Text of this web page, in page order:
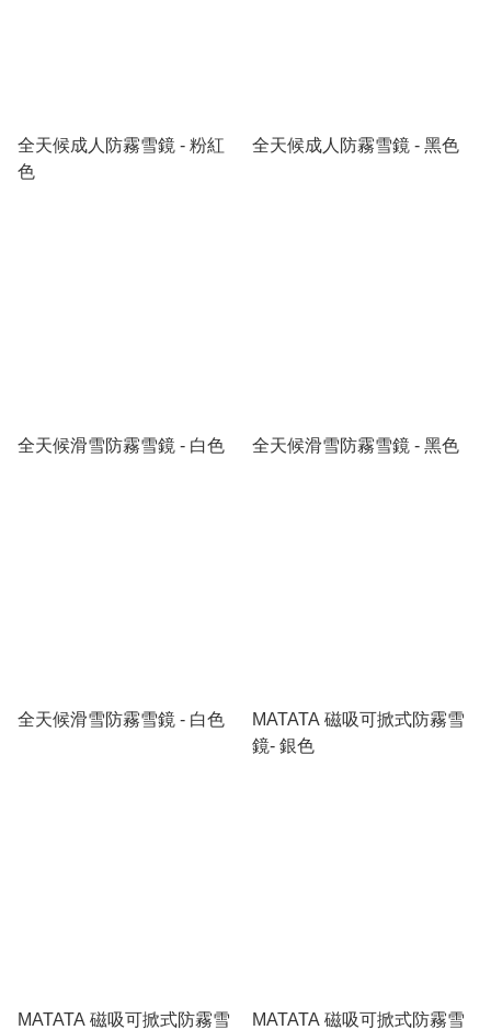
全天候成人防霧雪鏡 - 粉紅
色
全天候成人防霧雪鏡 - 黑色
全天候滑雪防霧雪鏡 - 白色 全天候滑雪防霧雪鏡 - 黑色
全天候滑雪防霧雪鏡 - 白色
MATATA 磁吸可掀式防霧雪
鏡- 銀色
MATATA 磁吸可掀式防霧雪 MATATA 磁吸可掀式防霧雪